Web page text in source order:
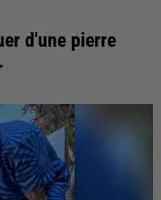
d'une pierre